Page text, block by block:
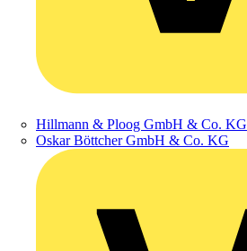
Hillmann & Ploog GmbH & Co. KG
Oskar Böttcher GmbH & Co. KG